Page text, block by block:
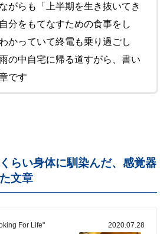
がらも「上半期を生き抜いてき
分をもてなすための食事をし
かっていて終電も乗り過ごし
の中自宅に帰る道すがら、書い
です
らい身体に馴染んだ、感覚器
文章
For Life" 2020.07.28